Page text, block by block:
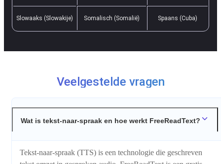
Slowaaks (Slowakije) Somalisch (Somalië) Spaans (Cuba)
Veelgestelde vragen
Wat is tekst-naar-spraak en hoe werkt FreeReadText?
Tekst-naar-spraak (TTS) is een technologie die geschreven